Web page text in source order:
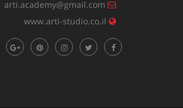
arti.academy@gmail.com
www.arti-studio.co.il